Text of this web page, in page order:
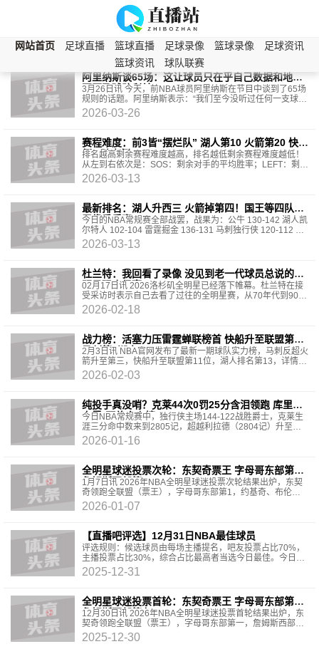
网站首页 足球直播 篮球直播 足球录像 篮球录像
足球资讯
篮球资讯
球队联赛
NBA资讯 中超资讯
西部
阿里纳斯谈65场：这让球员只在乎自己数据和地位
不顾及球队利益
3月26日讯 今天，前NBA球员阿里纳斯在节目中谈到了65场
规则的话题。阿里纳斯表示：“我们至今没听过任何一支球队
说‘我们求他上场’。是球员自己不想打，但我们
2026-03-26
赛程难度：前3皆“摆烂队” 湖人第10 火箭第20 快船
倒3 骑士倒2
排名越高剩余赛程难度越高，排名越低剩余赛程难度越低！
从左到右依次是：SOS：剩余对手的平均胜率；LEFT：剩余
场数；最难打的对手罗列；最好打的对手罗列。
2026-03-13
最新排名：湖人升西三 火箭掉第四！国王等四队已
无缘季后赛！
今日的NBA常规赛全部战罢，战果为：公牛 130-142 湖人凯
尔特人 102-104 雷霆掘金 136-131 马刺独行侠 120-112 灰
熊雄鹿 105-112 热火篮网 97-108 老鹰奇才 13
2026-03-13
杜兰特：我回看了录像 没见到老一代球员总说的全
明星强度很高
02月17日讯 2026洛杉矶全明星已经落下帷幕。杜兰特在接
受采访时表示自己去看了过往的全明星赛，从70年代到90年
代的录像，想看看当年的强度是不是像大家说的那
2026-02-18
战力榜：活塞力压雷霆蝉联榜首 快船升至联盟第11
马刺第3湖人13
2月3日讯 NBA官网发布了最新一期球队实力榜，马刺反超火
箭升至第三，快船升至联盟第11位，湖人排名第13，详情如
下：1、活塞（上周第1）2、雷霆（上周第2）3、马刺（上
周第4）4、
2026-02-03
纯投手真没哨？克莱44次0罚25分含泪领跑 库里大
鸟雷·阿伦齐上榜
今日NBA常规赛中，独行侠主场144-122战胜爵士，克莱生
涯三分命中数来到2805记，超越利拉德（2804记）升至历
史第四。而在另一项榜单上，克莱则继续扩大自己的领先优
势
2026-01-16
全明星球迷投票次轮：东契奇票王 字母哥东部第一
詹姆斯西部第八
1月7日讯 2026年NBA全明星球迷投票次轮结果出炉，东契
奇领跑全联盟（票王），字母哥东部第1，约基奇、布伦森
和马克西分列得票总排名前5，库里西部第3，詹姆斯升至西
部第
2026-01-07
【直播吧评选】12月31日NBA最佳球员
评选规则：候选球员由每场主播提名，吧友投票占比70%，
主播投票占比30%，综合占比最高者当选今日最佳。今日提
名：马克西/76人139-136灰熊今日数据：34分4篮板12助攻
2
2025-12-31
全明星球迷投票首轮：东契奇票王 字母哥东部第一
詹姆斯西部第九
12月30日讯 2026年NBA全明星球迷投票首轮结果出炉，东
契奇领跑全联盟（票王），字母哥东部第一，詹姆斯西部第
九。西部：1、东契奇 12495182、约基奇 11289623、斯蒂
芬
2025-12-30